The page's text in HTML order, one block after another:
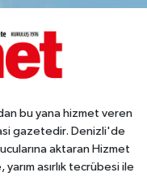
bu yana hizmet veren
gazetedir. Denizli'de
aktaran Hizmet
asırlık tecrübesi ile